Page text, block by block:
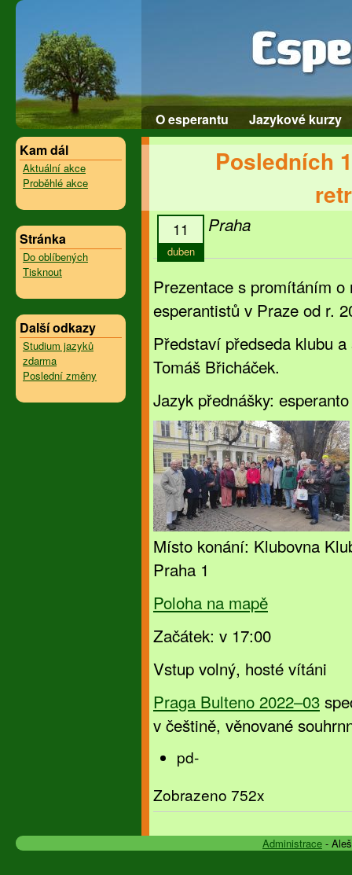
O esperantu
Jazykové kurzy
Kam dál
Aktuální akce
Proběhlé akce
Stránka
Do oblíbených
Tisknout
Další odkazy
Studium jazyků
zdarma
Poslední změny
Posledních
11
duben
Praha
Prezentace s promítáním
esperantistů v Praze od r.
Představí předseda klubu
Tomáš Břicháček.
Jazyk přednášky: esperanto
Místo konání: Klubovna
Praha 1
Poloha na mapě
Začátek: v 17:00
Vstup volný, hosté vítáni
Praga Bulteno 2022–03
v češtině, věnované
pd-
Zobrazeno 752x
Administrace -